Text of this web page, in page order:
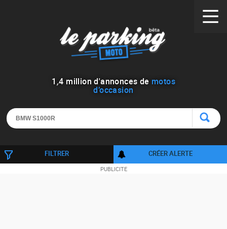
1 ,4 million d'annonces de motos
d’occasion
FILTRER CRÉER ALERTE